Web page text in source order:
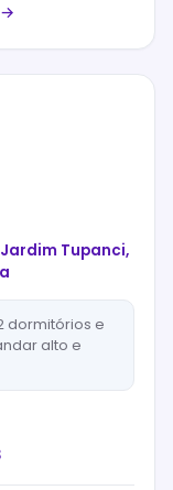
Jardim Tupanci,
dormitórios e
alto e